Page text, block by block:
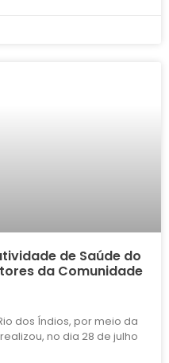
de Saúde do
da Comunidade
dos Índios, por meio da
no dia 28 de julho